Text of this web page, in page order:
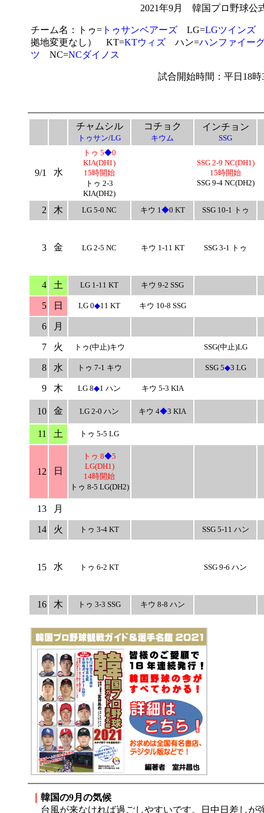
2021年9月 韓国プロ野球
チーム名：トゥ= トゥサンベアーズ LG=LGツインズ
拠地変更なし） KT=KTウィズ ハン=ハンファイー
ツ NC=NCダイノス
試合開始時間：平日
チャムシル
トゥサン/LG
コチョク
キウム
インチョン
SSG
9/1 水
トゥ 5◆0
KIA(DH1)
15時開始
トゥ 2-3
KIA(DH2)
SSG 2-9 NC(DH1)
15時開始
SSG 9-4 NC(DH2)
2 木 LG 5-0 NC キウ 1◆0 KT SSG 10-1 トゥ
3 金 LG 2-5 NC キウ 1-11 KT SSG 3-1 トゥ
4 土 LG 1-11 KT キウ 9-2 SSG
5 日 LG 0◆11 KT キウ 10-8 SSG
6 月
7 火 トゥ(中止)キウ SSG(中止)LG
8 水 トゥ 7-1 キウ SSG 5◆3 LG
9 木 LG 8◆1 ハン キウ 5-3 KIA
10 金 LG 2-0 ハン キウ 4◆3 KIA
11 土 トゥ 5-5 LG
12 日
トゥ 8◆5
LG(DH1)
14時開始
トゥ 8-5 LG(DH2)
13 月
14 火 トゥ 3-4 KT SSG 5-11 ハン
15 水 トゥ 6-2 KT SSG 9-6 ハン
16 木 トゥ 3-3 SSG キウ 8-8 ハン
韓国の9月の気候
台風が来なければ過ごしやすいです。日中日差しが